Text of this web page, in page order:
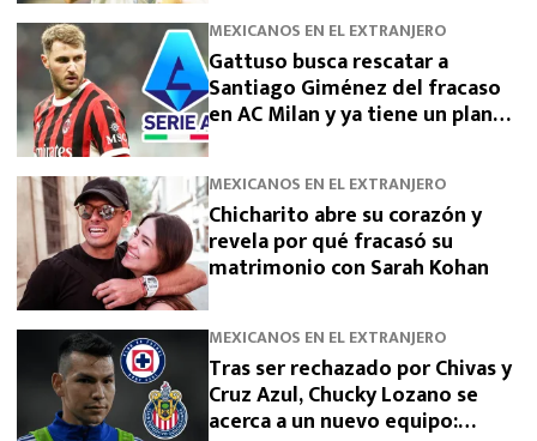
MEXICANOS EN EL EXTRANJERO
Gattuso busca rescatar a
Santiago Giménez del fracaso
en AC Milan y ya tiene un plan
MEXICANOS EN EL EXTRANJERO
Chicharito abre su corazón y
revela por qué fracasó su
matrimonio con Sarah Kohan
MEXICANOS EN EL EXTRANJERO
Tras ser rechazado por Chivas y
Cruz Azul, Chucky Lozano se
acerca a un nuevo equipo: